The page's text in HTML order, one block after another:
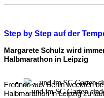
... und im SC Garten
Step by Step auf der
Margarete Schulz wird
Halbmarathon in Leipzig
Freunde aus Berlin weckten
Halbmarathon in Leipzig zu